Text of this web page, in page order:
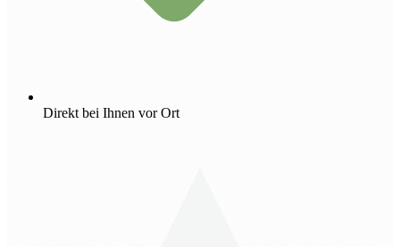
Direkt bei Ihnen vor Ort